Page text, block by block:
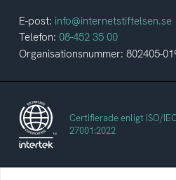
E-post: info@internetstiftelsen.se
Telefon: 08-452 35 00
Organisationsnummer: 802405-
Certifierade enligt ISO/
27001:2022